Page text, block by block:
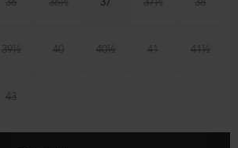
36 36½ 37 37½ 38
39½ 40 40½ 41 41½
43